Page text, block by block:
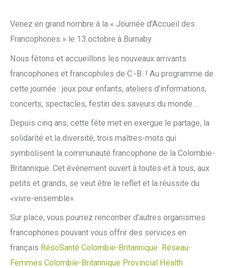
Venez en grand nombre à la « Journée d’Accueil des
Francophones » le 13 octobre à Burnaby.
Nous fêtons et accueillons les nouveaux arrivants
francophones et francophiles de C.-B. ! Au programme de
cette journée : jeux pour enfants, ateliers d’informations,
concerts, spectacles, festin des saveurs du monde…
Depuis cinq ans, cette fête met en exergue le partage, la
solidarité et la diversité; trois maîtres-mots qui
symbolisent la communauté francophone de la Colombie-
Britannique. Cet événement ouvert à toutes et à tous, aux
petits et grands, se veut être le reflet et la réussite du
«vivre-ensemble».
Sur place, vous pourrez rencontrer d’autres organismes
francophones pouvant vous offrir des services en
français RésoSanté Colombie-Britannique Réseau-
Femmes Colombie-Britannique Provincial Health